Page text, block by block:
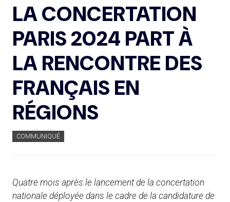
LA CONCERTATION
PARIS 2024 PART À
LA RENCONTRE DES
FRANÇAIS EN
RÉGIONS
COMMUNIQUÉ
Quatre mois après le lancement de la concertation
nationale déployée dans le cadre de la candidature de